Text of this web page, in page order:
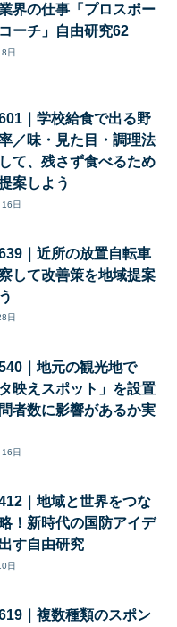
界の仕事「プロスポー
ーチ」自由研究62
日
｜学校給食で出る野
／味・見た目・調理法
て、残さず食べるため
案しよう
日
｜近所の放置自転車
して改善策を地域提案
日
｜地元の観光地で
タ映えスポット」を設置
者数に影響があるか実
日
｜地域と世界をつな
！新時代の国防アイデ
す自由研究
日
｜複数種類のスポン